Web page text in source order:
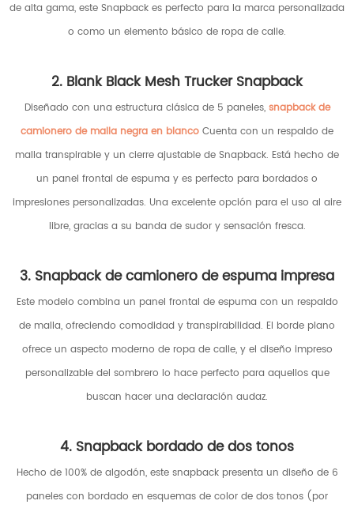
de alta gama, este Snapback es perfecto para la marca personalizada
o como un elemento básico de ropa de calle.
2. Blank Black Mesh Trucker Snapback
Diseñado con una estructura clásica de 5 paneles, snapback de
camionero de malla negra en blanco Cuenta con un respaldo de
malla transpirable y un cierre ajustable de Snapback. Está hecho de
un panel frontal de espuma y es perfecto para bordados o
impresiones personalizadas. Una excelente opción para el uso al aire
libre, gracias a su banda de sudor y sensación fresca.
3. Snapback de camionero de espuma impresa
Este modelo combina un panel frontal de espuma con un respaldo
de malla, ofreciendo comodidad y transpirabilidad. El borde plano
ofrece un aspecto moderno de ropa de calle, y el diseño impreso
personalizable del sombrero lo hace perfecto para aquellos que
buscan hacer una declaración audaz.
4. Snapback bordado de dos tonos
Hecho de 100% de algodón, este snapback presenta un diseño de 6
paneles con bordado en esquemas de color de dos tonos (por